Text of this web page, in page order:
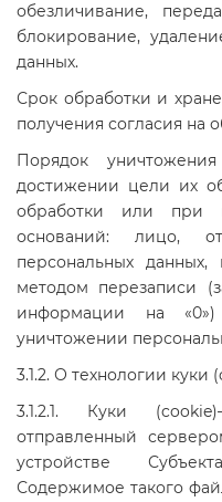
обезличивание,
блокирование,
данных.
Срок обработки и
получения согласия на
Порядок
достижении цели их
обработки или при
оснований: лицо,
персональных
методом перезаписи
информации на
уничтожении
3.1.2. О технологии куки
3.1.2.1. Куки
отправленный
устройстве
Содержимое такого